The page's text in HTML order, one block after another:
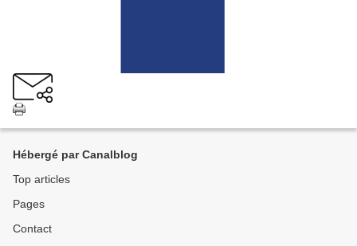
Hébergé par Canalblog
Top articles
Pages
Contact